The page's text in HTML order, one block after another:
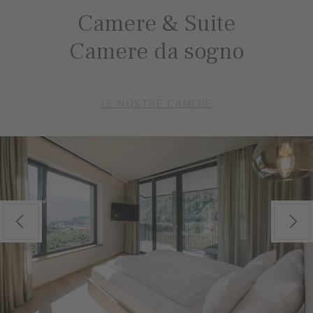
Camere & Suite
Camere da sogno
LE NOSTRE CAMERE
Previous Next